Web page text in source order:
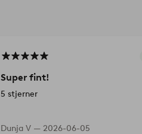
Super fint!
5 stjerner
Dunja V — 2026-06-05